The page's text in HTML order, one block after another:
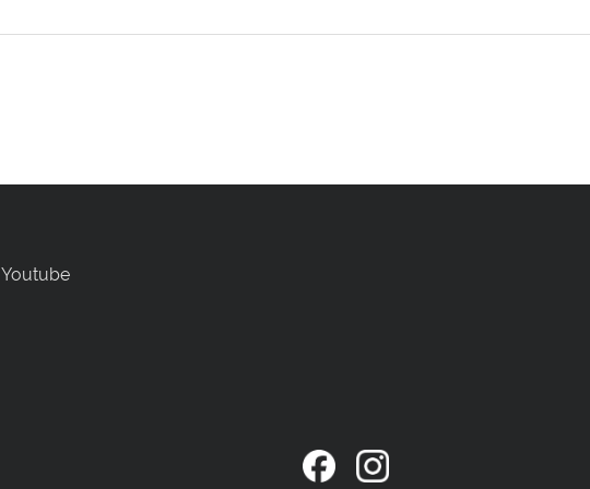
Youtube